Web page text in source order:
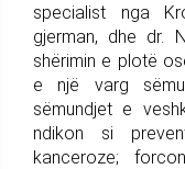
specialist nga
gjerman, dhe dr.
shërimin e plotë
e një varg
sëmundjet e
ndikon si
kanceroze;